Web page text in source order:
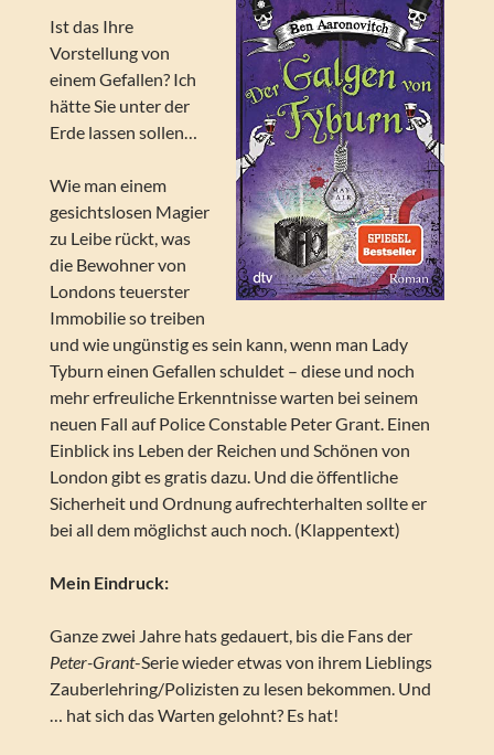
Ist das Ihre
Vorstellung von
einem Gefallen? Ich
hätte Sie unter der
Erde lassen sollen…
Wie man einem
gesichtslosen Magier
zu Leibe rückt, was
die Bewohner von
Londons teuerster
Immobilie so treiben
und wie ungünstig es sein kann, wenn man Lady
Tyburn einen Gefallen schuldet – diese und noch
mehr erfreuliche Erkenntnisse warten bei seinem
neuen Fall auf Police Constable Peter Grant. Einen
Einblick ins Leben der Reichen und Schönen von
London gibt es gratis dazu. Und die öffentliche
Sicherheit und Ordnung aufrechterhalten sollte er
bei all dem möglichst auch noch. (Klappentext)
Mein Eindruck:
Ganze zwei Jahre hats gedauert, bis die Fans der
Peter-Grant-Serie wieder etwas von ihrem Lieblings
Zauberlehring/Polizisten zu lesen bekommen. Und
… hat sich das Warten gelohnt? Es hat!